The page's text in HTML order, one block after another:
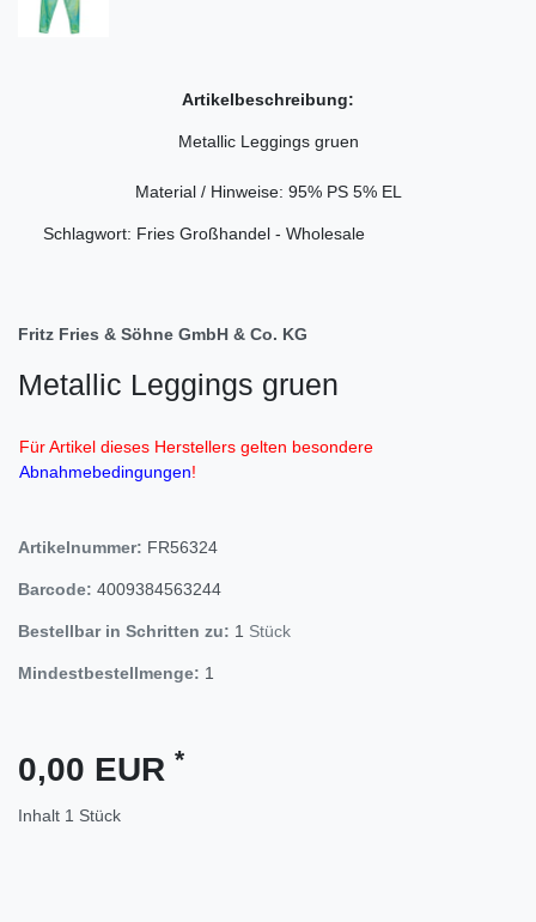
Artikelbeschreibung:
Metallic Leggings gruen
Material / Hinweise: 95% PS 5% EL
Schlagwort: Fries Großhandel - Wholesale
Fritz Fries & Söhne GmbH & Co. KG
Metallic Leggings gruen
Für Artikel dieses Herstellers gelten besondere
Abnahmebedingungen!
Artikelnummer: FR56324
Barcode: 4009384563244
Bestellbar in Schritten zu: 1 Stück
Mindestbestellmenge: 1
0,00 EUR *
Inhalt 1 Stück